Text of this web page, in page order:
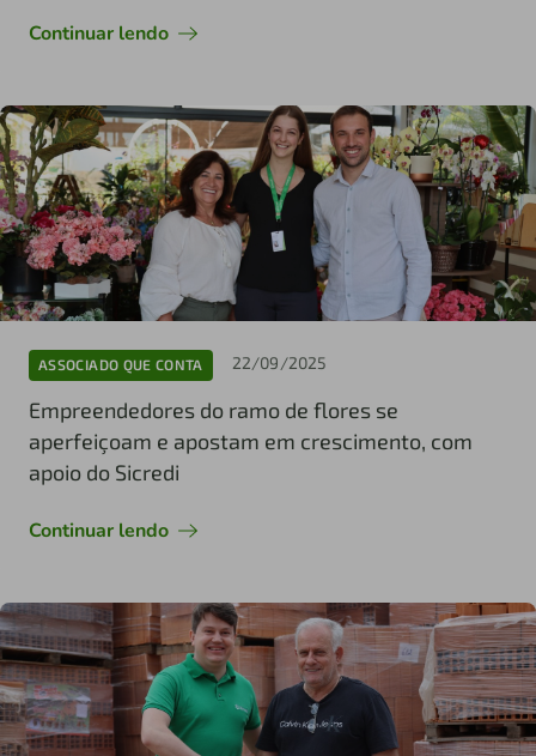
Continuar lendo
ASSOCIADO QUE CONTA 22/09/2025
Empreendedores do ramo de flores se
aperfeiçoam e apostam em crescimento, com
apoio do Sicredi
Continuar lendo